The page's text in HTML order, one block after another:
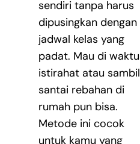
sendiri tanpa harus
dipusingkan dengan
jadwal kelas yang
padat. Mau di waktu
istirahat atau sambil
santai rebahan di
rumah pun bisa.
Metode ini cocok
untuk kamu yang